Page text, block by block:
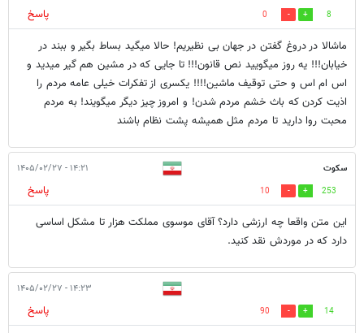
8
0
پاسخ
ماشالا در دروغ گفتن در جهان بی نظیریم! حالا میگید بساط بگیر و ببند در
خیابان!!! یه روز میگویید نص قانون!!! تا جایی که در مشین هم گیر میدید و
اس ام اس و حتی توقیف ماشین!!!! یکسری از تفکرات خیلی عامه مردم را
اذیت کردن که باث خشم مردم شدن! و امروز چیز دیگر میگویند! به مردم
محبت روا دارید تا مردم مثل همیشه پشت نظام باشند
سکوت ۱۴:۲۱ - ۱۴۰۵/۰۲/۲۷
253
10
پاسخ
این متن واقعا چه ارزشی دارد؟ آقای موسوی مملکت هزار تا مشکل اساسی
دارد که در موردش نقد کنید.‌
۱۴:۲۳ - ۱۴۰۵/۰۲/۲۷
14
90 پاسخ